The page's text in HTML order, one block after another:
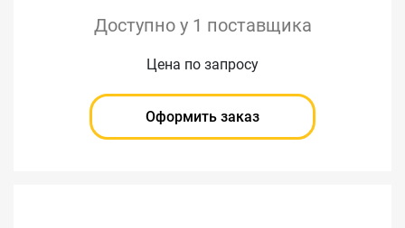
Доступно у 1 поставщика
Цена по запросу
Оформить заказ